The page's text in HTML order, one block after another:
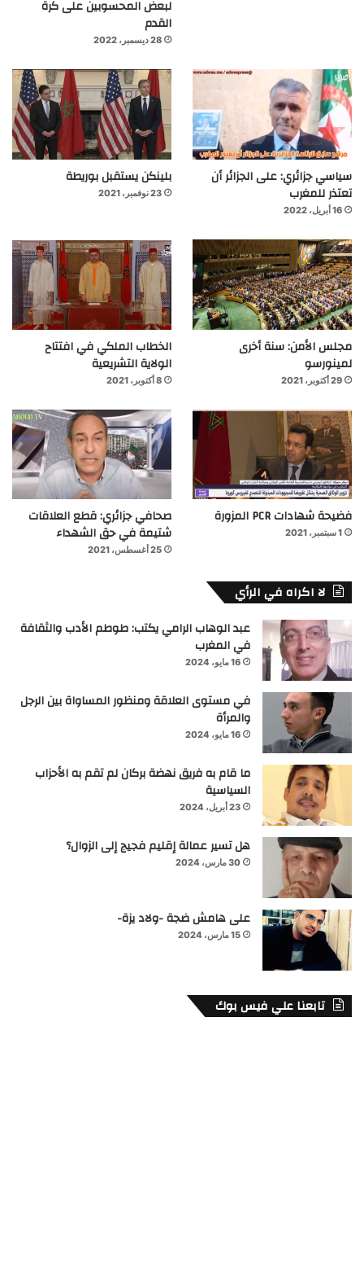
لبعض المحسوبين على كرة
القدم
28 ديسمبر، 2022
سياسي جزائري: على الجزائر أن
تعتذر للمغرب
16 أبريل، 2022
بلينكن يستقبل بوريطة
23 نوفمبر، 2021
مجلس الأمن: سنة أخرى
لمينورسو
29 أكتوبر، 2021
الخطاب الملكي في افتتاح
الولاية التشريعية
8 أكتوبر، 2021
فضيحة شهادات PCR المزورة
1 سبتمبر، 2021
صحافي جزائري: قطع العلاقات
شتيمة في حق الشهداء
25 أغسطس، 2021
لا اكراه في الرأي
عبد الوهاب الرامي يكتب: طوطم الأدب والثقافة
في المغرب
16 مايو، 2024
في مستوى العلاقة ومنظور المساواة بين الرجل
والمرأة
16 مايو، 2024
ما قام به فريق نهضة بركان لم تقم به الأحزاب
السياسية
23 أبريل، 2024
هل تسير عمالة إقليم فجيج إلى الزوال؟
30 مارس، 2024
على هامش ضجة -ولاد يزة-
15 مارس، 2024
تابعنا علي فيس بوك